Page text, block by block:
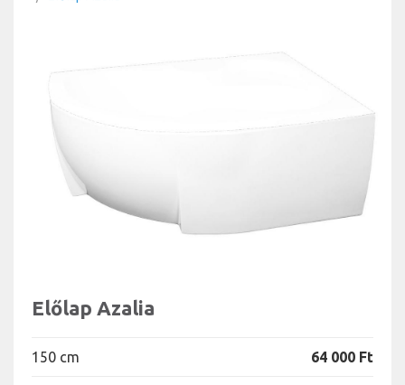
Előlap Azalia
150 cm 64 000 Ft